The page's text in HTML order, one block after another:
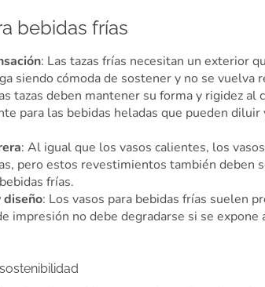
bebidas frías
: Las tazas frías necesitan un exterior
siendo cómoda de sostener y no se vuelva
tazas deben mantener su forma y rigidez
para las bebidas heladas que pueden
: Al igual que los vasos calientes, los
pero estos revestimientos también deben
frías.
diseño: Los vasos para bebidas frías suelen
impresión no debe degradarse si se expone